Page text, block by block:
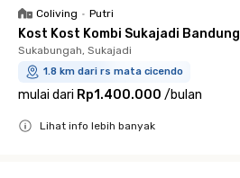
Coliving • Putri
Kost Kost Kombi Sukajadi Bandung
Sukabungah, Sukajadi
1.8 km dari rs mata cicendo
mulai dari Rp1.400.000 /bulan
Lihat info lebih banyak